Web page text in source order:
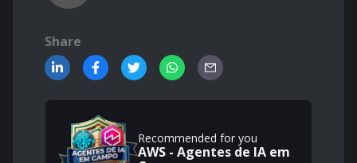
Share
Recommended for you
AWS - Agentes de IA em